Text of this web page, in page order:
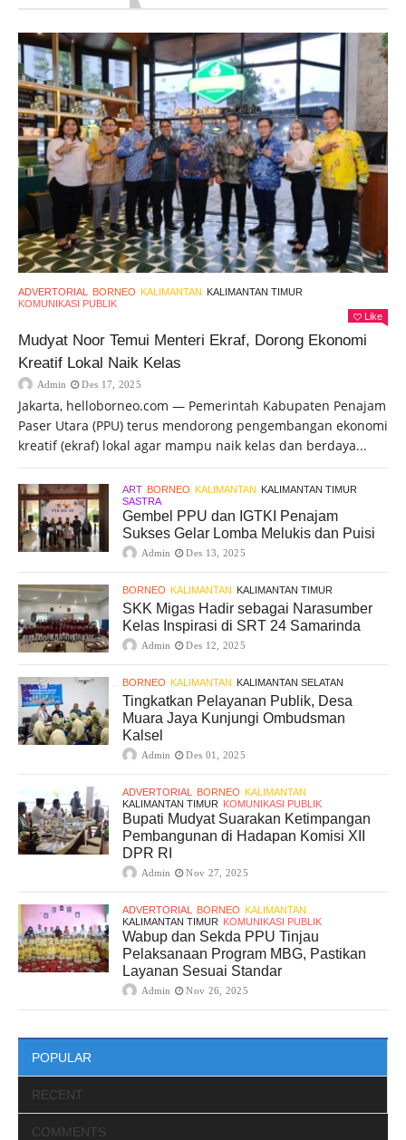
ADVERTORIAL BORNEO KALIMANTAN KALIMANTAN TIMUR
KOMUNIKASI PUBLIK
Like
Mudyat Noor Temui Menteri Ekraf, Dorong Ekonomi
Kreatif Lokal Naik Kelas
Admin Des 17, 2025
Jakarta, helloborneo.com — Pemerintah Kabupaten Penajam
Paser Utara (PPU) terus mendorong pengembangan ekonomi
kreatif (ekraf) lokal agar mampu naik kelas dan berdaya...
ART BORNEO KALIMANTAN KALIMANTAN TIMUR
SASTRA
Gembel PPU dan IGTKI Penajam
Sukses Gelar Lomba Melukis dan Puisi
Admin Des 13, 2025
BORNEO KALIMANTAN KALIMANTAN TIMUR
SKK Migas Hadir sebagai Narasumber
Kelas Inspirasi di SRT 24 Samarinda
Admin Des 12, 2025
BORNEO KALIMANTAN KALIMANTAN SELATAN
Tingkatkan Pelayanan Publik, Desa
Muara Jaya Kunjungi Ombudsman
Kalsel
Admin Des 01, 2025
ADVERTORIAL BORNEO KALIMANTAN
KALIMANTAN TIMUR KOMUNIKASI PUBLIK
Bupati Mudyat Suarakan Ketimpangan
Pembangunan di Hadapan Komisi XII
DPR RI
Admin Nov 27, 2025
ADVERTORIAL BORNEO KALIMANTAN
KALIMANTAN TIMUR KOMUNIKASI PUBLIK
Wabup dan Sekda PPU Tinjau
Pelaksanaan Program MBG, Pastikan
Layanan Sesuai Standar
Admin Nov 26, 2025
POPULAR
RECENT
COMMENTS